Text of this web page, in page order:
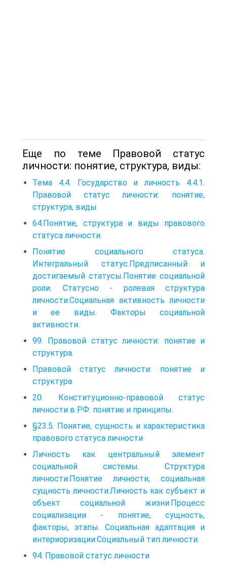
Еще по теме Правовой статус
личности: понятие, структура, виды:
Тема 4.4. Государство и личность 4.4.1.
Правовой статус личности: понятие,
структура, виды
64.Понятие, структура и виды правового
статуса личности.
Понятие социального статуса.
Интегральный статус.Предписанный и
достигаемый статусы.Понятие социальной
роли. Статусно - ролевая структура
личности.Социальная активность личности
и ее виды. Факторы социальной
активности.
99. Правовой статус личности: понятие и
структура.
Правовой статус личности: понятие и
структура.
20. Конституционно-правовой статус
личности в РФ: понятие и принципы.
§23.5. Понятие, сущность и характеристика
правового статуса личности
Личность как центральный элемент
социальной системы. Структура
личности.Понятие личности, социальная
сущность личности.Личность как субъект и
объект социальной жизни.Процесс
социализации - понятие, сущность,
факторы, этапы. Социальная адаптация и
интериоризации.Социальный тип личности.
94. Правовой статус личности